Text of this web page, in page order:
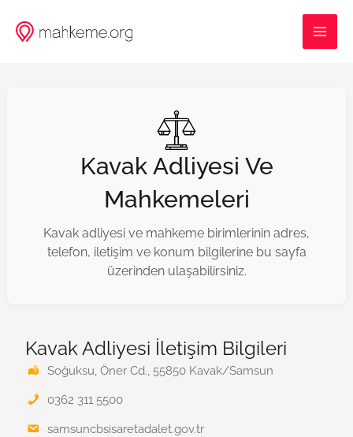
atla
Kavak Adliyesi Ve
Mahkemeleri
Kavak adliyesi ve mahkeme birimlerinin adres,
telefon, iletişim ve konum bilgilerine bu sayfa
üzerinden ulaşabilirsiniz.
Kavak Adliyesi İletişim Bilgileri
Soğuksu, Öner Cd., 55850 Kavak/Samsun
0362 311 5500
samsuncbsisaretadalet.gov.tr